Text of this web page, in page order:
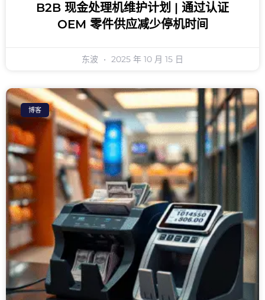
B2B 现金处理机维护计划 | 通过认证
OEM 零件供应减少停机时间
东波 2025 年 10 月 15 日
博客